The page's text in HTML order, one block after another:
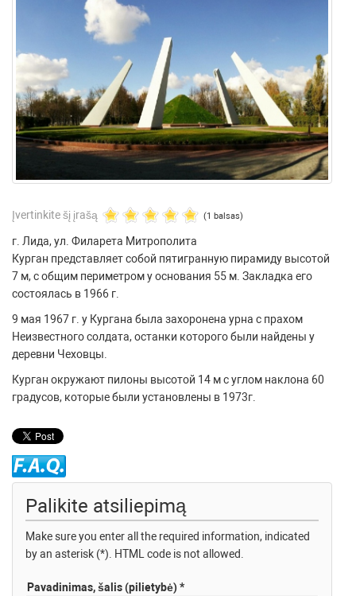
Įvertinkite šį įrašą (1 balsas)
г. Лида, ул. Филарета Митрополита
Курган представляет собой пятигранную пирамиду высотой
7 м, с общим периметром у основания 55 м. Закладка его
состоялась в 1966 г.
9 мая 1967 г. у Кургана была захоронена урна с прахом
Неизвестного солдата, останки которого были найдены у
деревни Чеховцы.
Курган окружают пилоны высотой 14 м с углом наклона 60
градусов, которые были установлены в 1973г.
Palikite atsiliepimą
Make sure you enter all the required information, indicated
by an asterisk (*). HTML code is not allowed.
Pavadinimas, šalis (pilietybė) *